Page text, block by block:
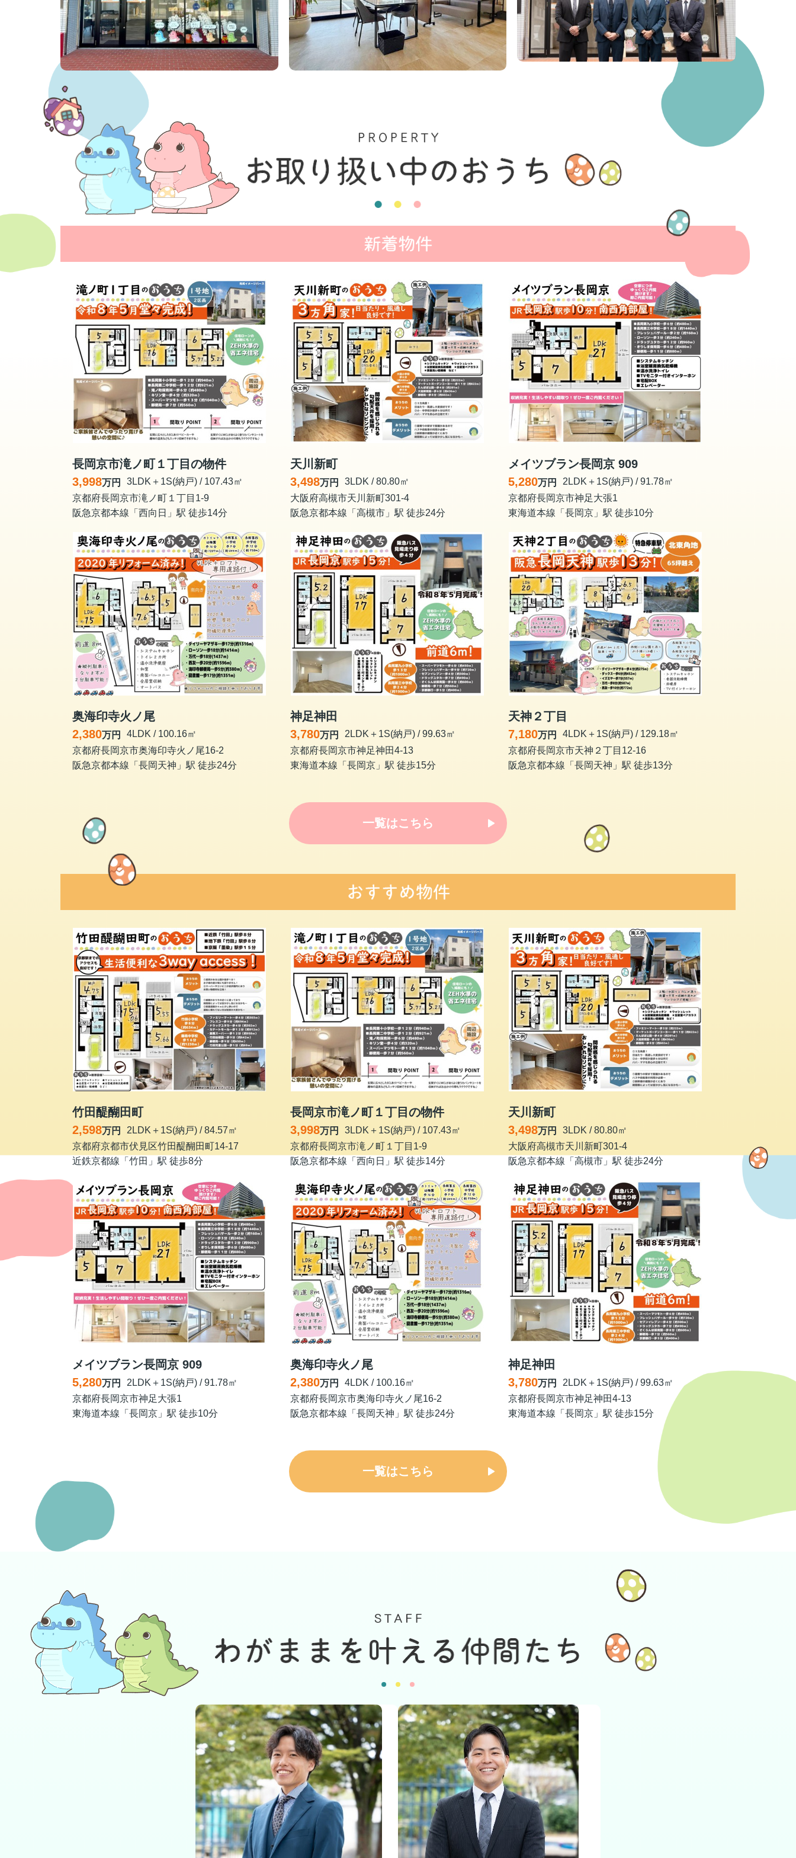
長岡京市滝ノ町１丁目の物件
3,998万円
3LDK＋1S(納戸) / 107.43㎡
京都府長岡京市滝ノ町１丁目1-9
阪急京都本線「西向日」駅 徒歩14分
天川新町
3,498万円
3LDK / 80.80㎡
大阪府高槻市天川新町301-4
阪急京都本線「高槻市」駅 徒歩24分
メイツブラン長岡京 909
5,280万円
2LDK＋1S(納戸) / 91.78㎡
京都府長岡京市神足大張1
東海道本線「長岡京」駅 徒歩10分
奥海印寺火ノ尾
2,380万円
4LDK / 100.16㎡
京都府長岡京市奥海印寺火ノ尾16-2
阪急京都本線「長岡天神」駅 徒歩24分
神足神田
3,780万円
2LDK＋1S(納戸) / 99.63㎡
京都府長岡京市神足神田4-13
東海道本線「長岡京」駅 徒歩15分
天神２丁目
7,180万円
4LDK＋1S(納戸) / 129.18㎡
京都府長岡京市天神２丁目12-16
阪急京都本線「長岡天神」駅 徒歩13分
一覧はこちら
竹田醍醐田町
2,598万円
2LDK＋1S(納戸) / 84.57㎡
京都府京都市伏見区竹田醍醐田町14-17
近鉄京都線「竹田」駅 徒歩8分
長岡京市滝ノ町１丁目の物件
3,998万円
3LDK＋1S(納戸) / 107.43㎡
京都府長岡京市滝ノ町１丁目1-9
阪急京都本線「西向日」駅 徒歩14分
天川新町
3,498万円
3LDK / 80.80㎡
大阪府高槻市天川新町301-4
阪急京都本線「高槻市」駅 徒歩24分
メイツブラン長岡京 909
5,280万円
2LDK＋1S(納戸) / 91.78㎡
京都府長岡京市神足大張1
東海道本線「長岡京」駅 徒歩10分
奥海印寺火ノ尾
2,380万円
4LDK / 100.16㎡
京都府長岡京市奥海印寺火ノ尾16-2
阪急京都本線「長岡天神」駅 徒歩24分
神足神田
3,780万円
2LDK＋1S(納戸) / 99.63㎡
京都府長岡京市神足神田4-13
東海道本線「長岡京」駅 徒歩15分
一覧はこちら